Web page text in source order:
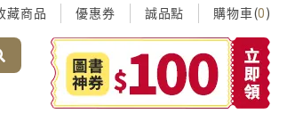
藏商品 優惠券 誠品點 購物車(0)